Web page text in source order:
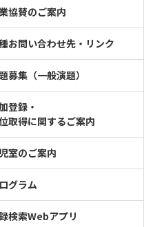
協賛のご案内
お問い合わせ先・リンク
募集（一般演題）
登録・
取得に関するご案内
室のご案内
グラム
検索Webアプリ